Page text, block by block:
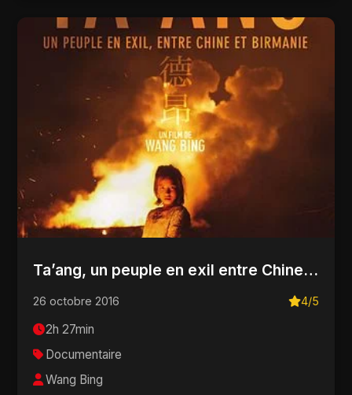
Ta’ang, un peuple en exil entre Chine et Birmanie
26 octobre 2016 4/5
2h 27min
Documentaire
Wang Bing